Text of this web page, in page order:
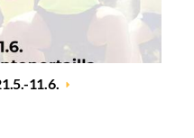
11.6.